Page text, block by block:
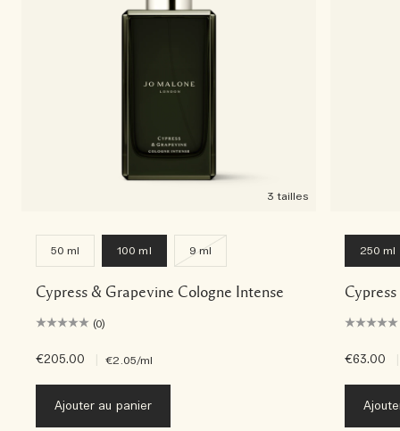
3 tailles
50 ml 100 ml 9 ml
Cypress & Grapevine Cologne Intense
(0)
€205.00 €2.05/ml
Ajouter au panier
250 ml
€63.00